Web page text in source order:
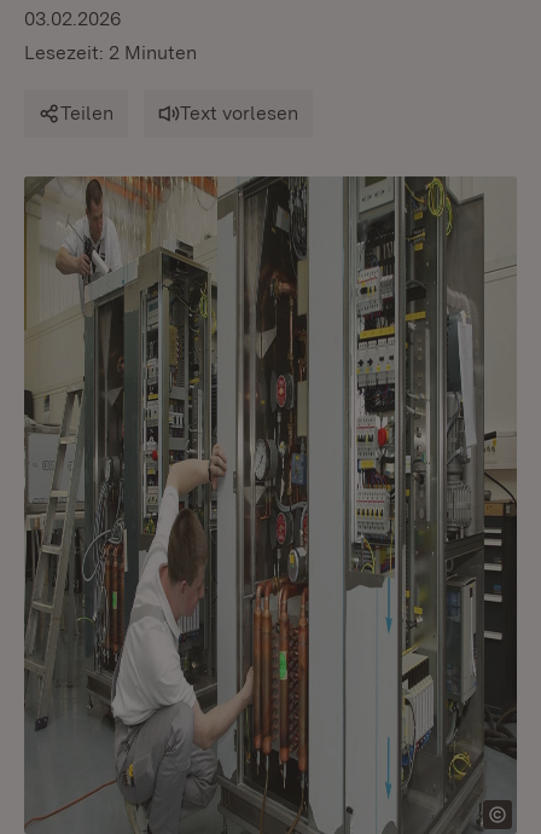
03.02.2026
Lesezeit: 2 Minuten
Teilen Text vorlesen